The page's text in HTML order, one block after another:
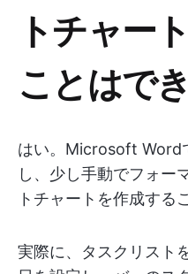
トチャー
ことはで
はい。Microsoft Word
し、少し手動でフォー
トチャートを作成する
実際に、タスクリスト